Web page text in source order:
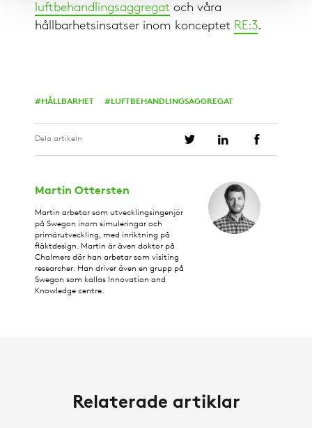
luftbehandlingsaggregat och våra
hållbarhetsinsatser inom konceptet RE:3.
HÅLLBARHET LUFTBEHANDLINGSAGGREGAT
Dela artikeln
Martin Ottersten
Martin arbetar som utvecklingsingenjör
på Swegon inom simuleringar och
primärutveckling, med inriktning på
fläktdesign. Martin är även doktor på
Chalmers där han arbetar som visiting
researcher. Han driver även en grupp på
Swegon som kallas Innovation and
Knowledge centre.
Relaterade artiklar